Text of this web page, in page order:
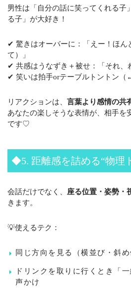
男性は「自分の話に笑ってくれる子
る子」が大好き！
✔ 驚きはオーバーに：「えー！ほん
て）」
✔ 共感はうなずき＋被せ：「それ、
✔ 笑いは拍手orテーブルトントン（
リアクションは、 言葉より感情の共
あなたの楽しそうな表情が、相手を
です♡
◆5. 距離感を詰める“物理
会話だけでなく、 座る位置・姿勢・
きます。
💡使えるテク：
同じ方向を見る（横並び・斜め
ドリンクを取りに行くとき「
声かけ